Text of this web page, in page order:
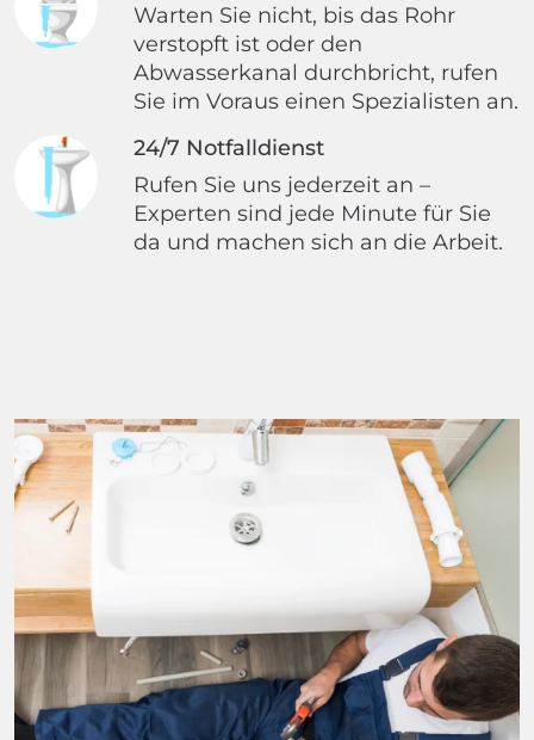
Warten Sie nicht, bis das Rohr
verstopft ist oder den
Abwasserkanal durchbricht, rufen
Sie im Voraus einen Spezialisten an.
24/7 Notfalldienst
Rufen Sie uns jederzeit an –
Experten sind jede Minute für Sie
da und machen sich an die Arbeit.